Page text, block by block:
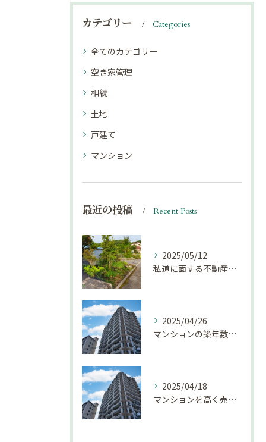
カテゴリー Categories
全てのカテゴリー
空き家管理
相続
土地
戸建て
マンション
最近の投稿 Recent Posts
2025/05/12
私道に面する不動産は売却しにくい？｜不動産売却豆知識（第69回）
2025/04/26
マンションの築年数による資産価値の変化とは｜不動産売却豆知識（第68回）
2025/04/18
マンションを高く売却するための注意点！